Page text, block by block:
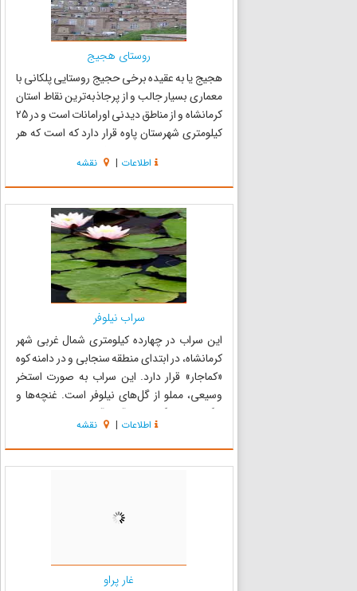
روستای هجیج
هجیج یا به عقیده برخی حجیج روستایی پلکانی با
معماری بسیار جالب و از پرجاذبه‌ترین نقاط استان
کرمانشاه و از مناطق دیدنی اورامانات است و در 25
کیلومتری شهرستان پاوه قرار دارد که است که هر
است و به معنای دره سرسبز و عمیق است. هجیج از
توابع بخش نوس...
اطلاعات | نقشه
سراب نیلوفر
این سراب در چهارده کیلومتری شمال غربی شهر
کرمانشاه، در ابتدای منطقه سنجابی و در دامنه کوه
«کماجار» قرار دارد. این سراب به صورت استخر
وسیعی، مملو از گل‌های نیلوفر است. غنچه‌ها و
برگ‌های این گل‌ها سر از آب برآورده و سطح وسیعی
از سراب را پوشانده است. این سراب ظرفیت
بهره‌دهی آب فراوان دار...
اطلاعات | نقشه
غار پراو